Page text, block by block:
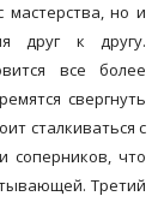
но и
друг к другу.
все более
свергнуть
сталкиваться с
соперников, что
Третий